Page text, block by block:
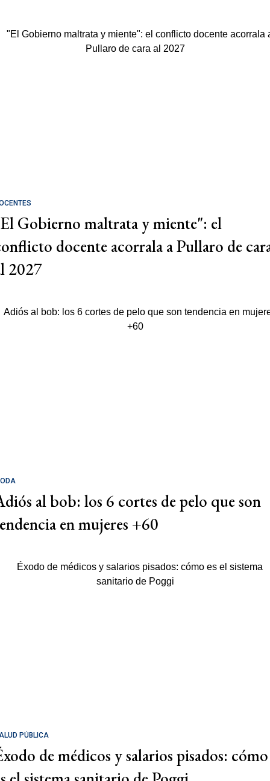
Gobierno maltrata y miente": el
docente acorrala a Pullaro de
2027
al bob: los 6 cortes de pelo que son
en mujeres +60
PÚBLICA
de médicos y salarios pisados: cómo